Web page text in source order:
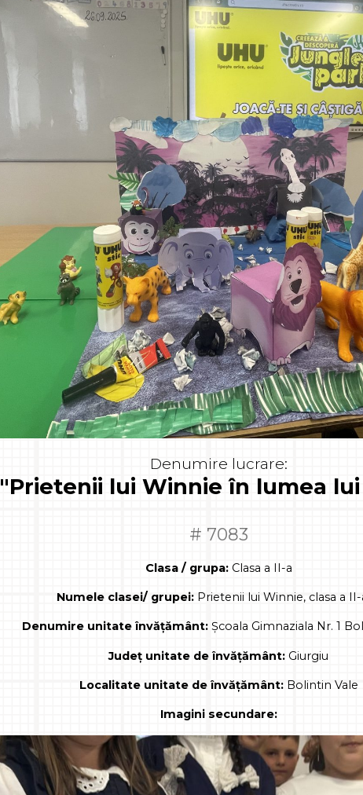
Denumire lucrare:
"Prietenii lui Winnie în lumea
# 7083
Clasa / grupa:Clasa a II-a
Numele clasei/ grupei: Prietenii lui Winnie, clasa a II-
Denumire unitate învățământ:Școala Gimnaziala Nr. 1
Județ unitate de învățământ: Giurgiu
Localitate unitate de învățământ:Bolintin Vale
Imagini secundare: